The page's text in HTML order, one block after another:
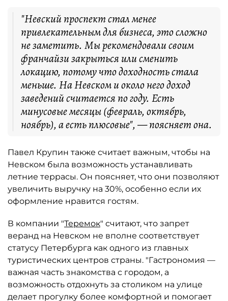
"Невский проспект стал менее
привлекательным для бизнеса, это сложно
не заметить. Мы рекомендовали своим
франчайзи закрыться или сменить
локацию, потому что доходность стала
меньше. На Невском и около него доход
заведений считается по году. Есть
минусовые месяцы (февраль, октябрь,
ноябрь), а есть плюсовые", — поясняет она.
Павел Крупин также считает важным, чтобы на
Невском была возможность устанавливать
летние террасы. Он поясняет, что они позволяют
увеличить выручку на 30%, особенно если их
оформление нравится гостям.
В компании "Теремок" считают, что запрет
веранд на Невском не вполне соответствует
статусу Петербурга как одного из главных
туристических центров страны. "Гастрономия —
важная часть знакомства с городом, а
возможность отдохнуть за столиком на улице
делает прогулку более комфортной и помогает